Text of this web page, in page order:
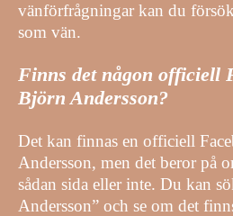
vänförfrågningar kan du
som vän.
Finns det någon officiell
Björn Andersson?
Det kan finnas en officiell
Andersson, men det beror på
sådan sida eller inte. Du kan
Andersson” och se om det